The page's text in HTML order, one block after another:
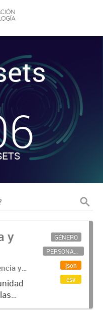
y
y
GÉNERO
PERSONAL CIENTÍFICO-TECNOLÓGICO
json
csv